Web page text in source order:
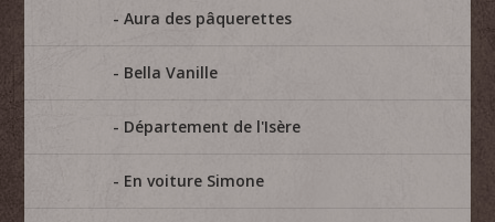
Aura des pâquerettes
Bella Vanille
Département de l'Isère
En voiture Simone